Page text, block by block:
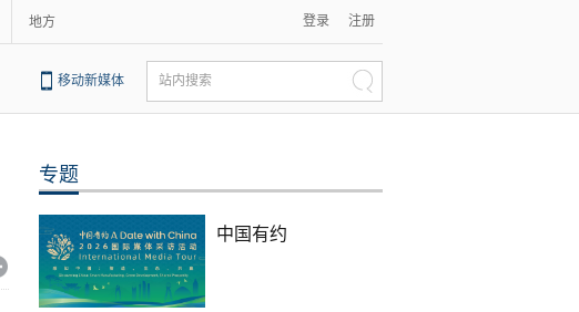
地方 登录 注册
移动新媒体 站内搜索
专题
中国有约